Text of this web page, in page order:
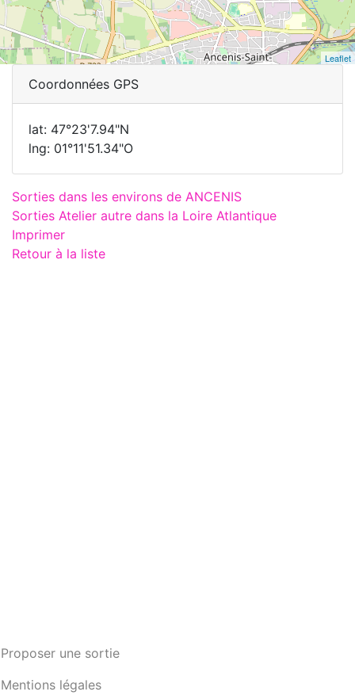
Leaflet
Coordonnées GPS
lat: 47°23'7.94"N
lng: 01°11'51.34"O
Sorties dans les environs de ANCENIS
Sorties Atelier autre dans la Loire Atlantique
Imprimer
Retour à la liste
Proposer une sortie
Mentions légales